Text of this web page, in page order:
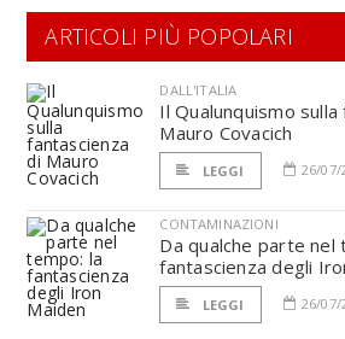
ARTICOLI PIÙ POPOLARI
DALL'ITALIA
Il Qualunquismo
Mauro Covacich
LEGGI 26/07/
CONTAMINAZIONI
Da qualche parte nel
fantascienza degli
LEGGI 26/07/